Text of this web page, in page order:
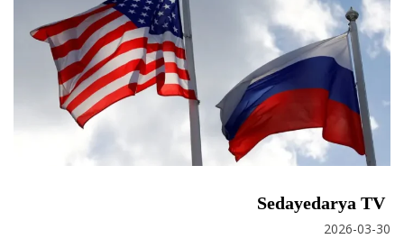
Sedayedarya TV
2026-03-30